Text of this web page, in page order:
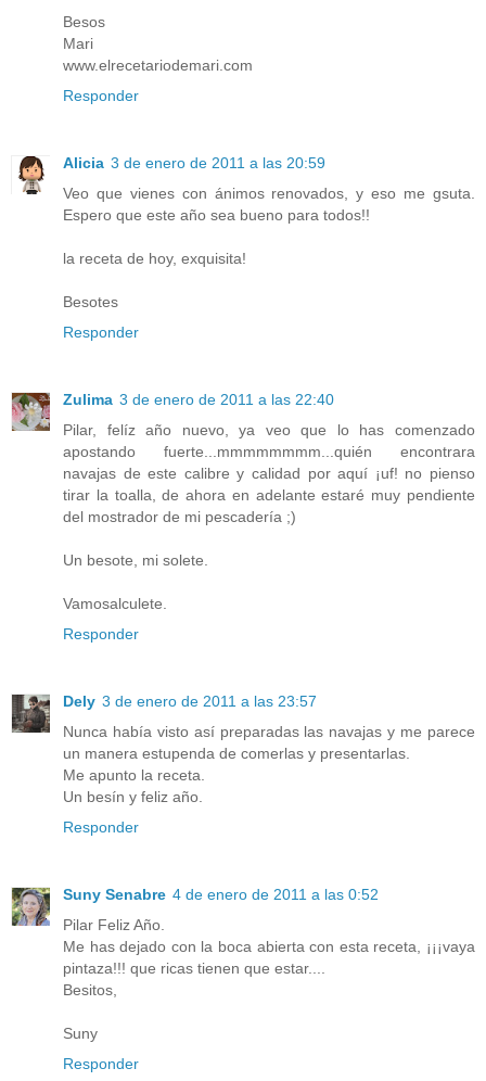
Besos
Mari
www.elrecetariodemari.com
Responder
Alicia 3 de enero de 2011 a las 20:59
Veo que vienes con ánimos renovados, y eso me gsuta.
Espero que este año sea bueno para todos!!
la receta de hoy, exquisita!
Besotes
Responder
Zulima 3 de enero de 2011 a las 22:40
Pilar, felíz año nuevo, ya veo que lo has comenzado
apostando fuerte...mmmmmmmm...quién encontrara
navajas de este calibre y calidad por aquí ¡uf! no pienso
tirar la toalla, de ahora en adelante estaré muy pendiente
del mostrador de mi pescadería ;)
Un besote, mi solete.
Vamosalculete.
Responder
Dely 3 de enero de 2011 a las 23:57
Nunca había visto así preparadas las navajas y me parece
un manera estupenda de comerlas y presentarlas.
Me apunto la receta.
Un besín y feliz año.
Responder
Suny Senabre 4 de enero de 2011 a las 0:52
Pilar Feliz Año.
Me has dejado con la boca abierta con esta receta, ¡¡¡vaya
pintaza!!! que ricas tienen que estar....
Besitos,
Suny
Responder